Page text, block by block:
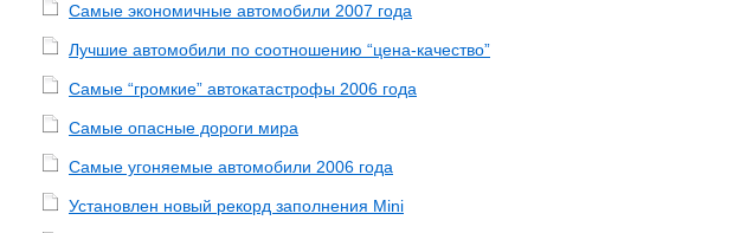
Самые экономичные автомобили 2007 года
Лучшие автомобили по соотношению “цена-качество”
Самые “громкие” автокатастрофы 2006 года
Самые опасные дороги мира
Самые угоняемые автомобили 2006 года
Установлен новый рекорд заполнения Mini